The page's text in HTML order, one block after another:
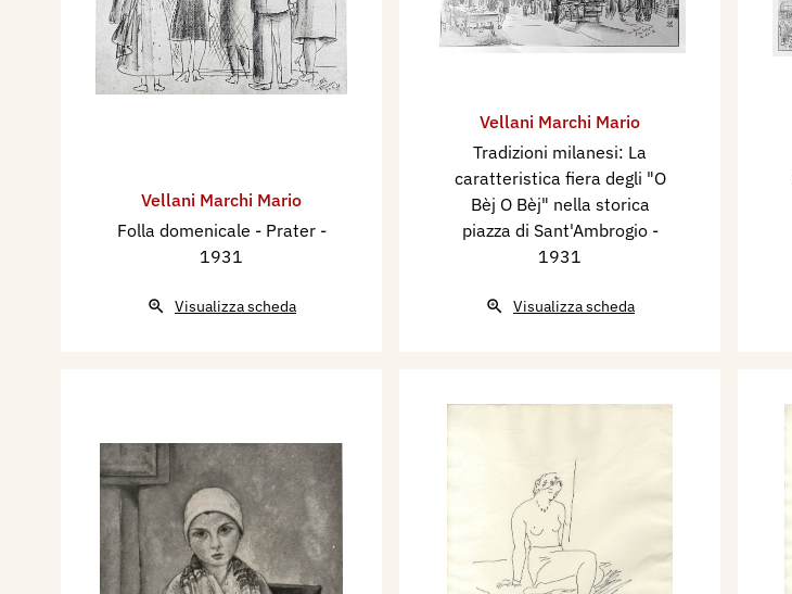
Vellani Marchi Mario
Folla domenicale - Prater -
1931
Visualizza scheda
Vellani Marchi Mario
Tradizioni milanesi: La
caratteristica fiera degli "O
Bèj O Bèj" nella storica
piazza di Sant'Ambrogio -
1931
Visualizza scheda